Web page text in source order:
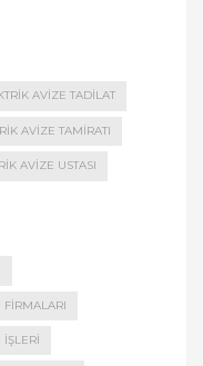
AVIZE TADILAT
AVIZE TAMIRATI
AVIZE USTASI
FIRMALARI
İŞLERI